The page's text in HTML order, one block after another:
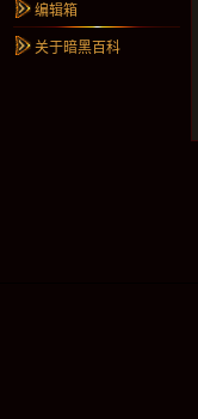
编辑箱
关于暗黑百科